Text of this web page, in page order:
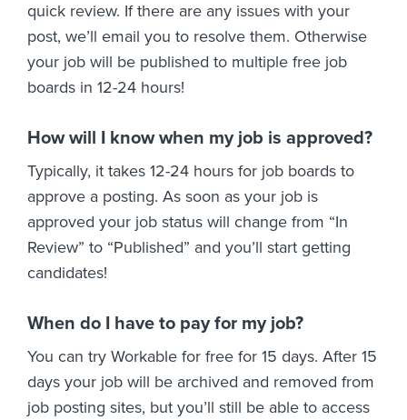
quick review. If there are any issues with your
post, we’ll email you to resolve them. Otherwise
your job will be published to multiple free job
boards in 12-24 hours!
How will I know when my job is approved?
Typically, it takes 12-24 hours for job boards to
approve a posting. As soon as your job is
approved your job status will change from “In
Review” to “Published” and you’ll start getting
candidates!
When do I have to pay for my job?
You can try Workable for free for 15 days. After 15
days your job will be archived and removed from
job posting sites, but you’ll still be able to access